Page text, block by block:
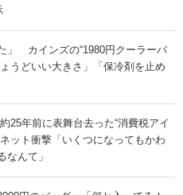
」 カインズの“1980円クーラーバ
うどいい大きさ」「保冷剤を止め
25年前に表舞台去った“消費税アイ
ット衝撃「いくつになってもかわ
なんて」